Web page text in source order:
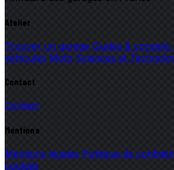
Atelier
Trouver un garage Guides & conseils
véhicules Moto Sciences et
Contact
Contact
Mentions
Mentions légales Politique de
cookies